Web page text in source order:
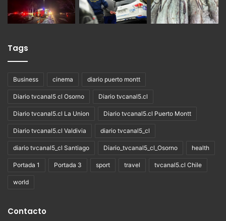
Tags
Business cinema diario puerto montt
Diario tvcanal5 cl Osorno Diario tvcanal5.cl
Diario tvcanal5.cl La Union Diario tvcanal5.cl Puerto Montt
Diario tvcanal5.cl Valdivia diario tvcanal5_cl
diario tvcanal5_cl Santiago Diario_tvcanal5_cl_Osorno health
Portada 1 Portada 3 sport travel tvcanal5.cl Chile
world
Contacto